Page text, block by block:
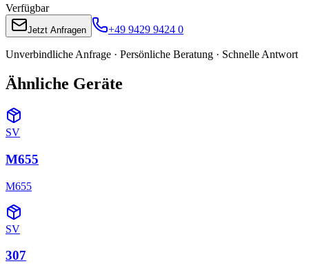
Verfügbar
Jetzt Anfragen +49 9429 9424 0
Unverbindliche Anfrage · Persönliche Beratung · Schnelle Antwort
Ähnliche Geräte
SV
M655
M655
SV
307